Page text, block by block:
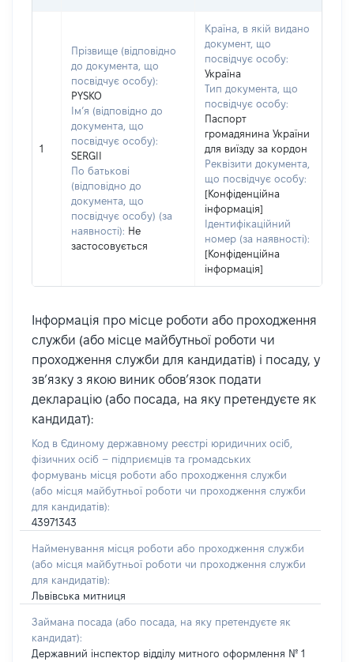
1
Прізвище (відповідно
до документа, що
посвідчує особу):
PYSKO
Ім’я (відповідно до
документа, що
посвідчує особу):
SERGII
По батькові
(відповідно до
документа, що
посвідчує особу) (за
наявності): Не
застосовується
Країна, в якій видано
документ, що
посвідчує особу:
Україна
Тип документа, що
посвідчує особу:
Паспорт
громадянина України
для виїзду за кордон
Реквізити документа,
що посвідчує особу:
[Конфіденційна
інформація]
Ідентифікаційний
номер (за наявності):
[Конфіденційна
інформація]
Інформація про місце роботи або проходження
служби (або місце майбутньої роботи чи
проходження служби для кандидатів) і посаду, у
зв’язку з якою виник обов’язок подати
декларацію (або посада, на яку претендуєте як
кандидат):
Код в Єдиному державному реєстрі юридичних осіб,
фізичних осіб – підприємців та громадських
формувань місця роботи або проходження служби
(або місця майбутньої роботи чи проходження служби
для кандидатів):
43971343
Найменування місця роботи або проходження служби
(або місця майбутньої роботи чи проходження служби
для кандидатів):
Львівська митниця
Займана посада (або посада, на яку претендуєте як
кандидат):
Державний інспектор відділу митного оформлення № 1